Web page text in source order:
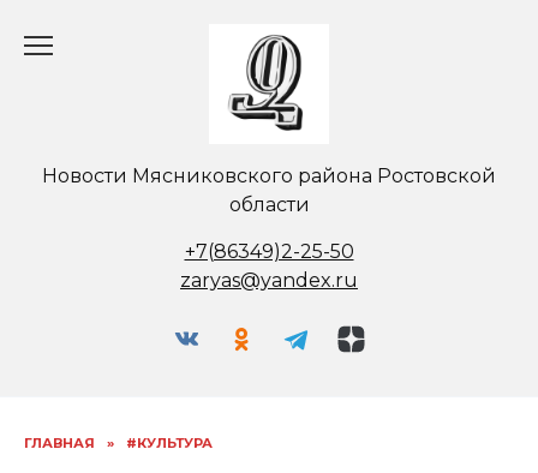
Новости Мясниковского района Ростовской
области
+7(86349)2-25-50
zaryas@yandex.ru
ГЛАВНАЯ » #КУЛЬТУРА